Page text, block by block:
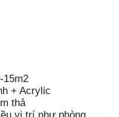
15m2
+ Acrylic
thả